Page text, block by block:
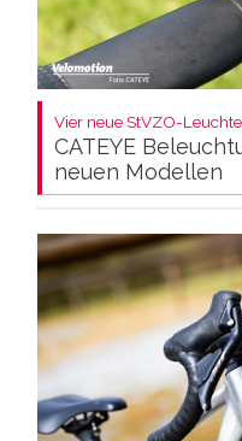
Vier neue StVZO-
CATEYE
neuen Modellen